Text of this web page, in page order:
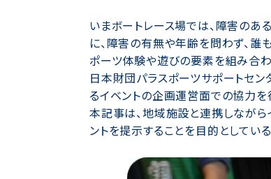
いまボートレース場では、障害のあ
に、障害の有無や年齢を問わず、誰
ポーツ体験や遊びの要素を組み合
日本財団パラスポーツサポートセン
るイベントの企画運営面での協力を
本記事は、地域施設と連携しながら
ントを提示することを目的としている